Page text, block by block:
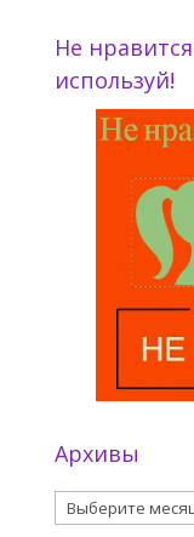
Не
используй!
Архивы
Архивы